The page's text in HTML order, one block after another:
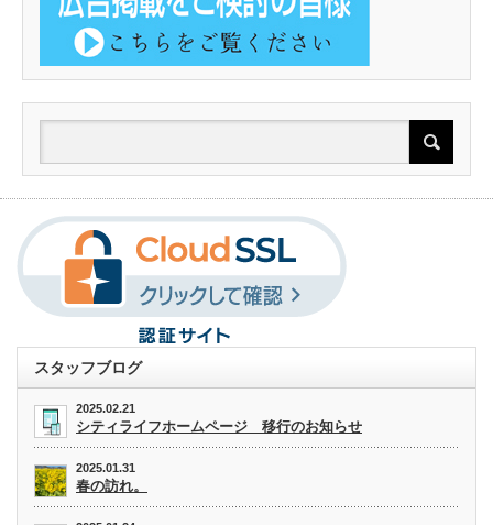
スタッフブログ
2025.02.21
シティライフホームページ 移行のお知らせ
2025.01.31
春の訪れ。